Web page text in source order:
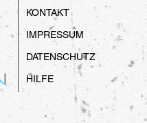
KONTAKT
IMPRESSUM
DATENSCHUTZ
HILFE